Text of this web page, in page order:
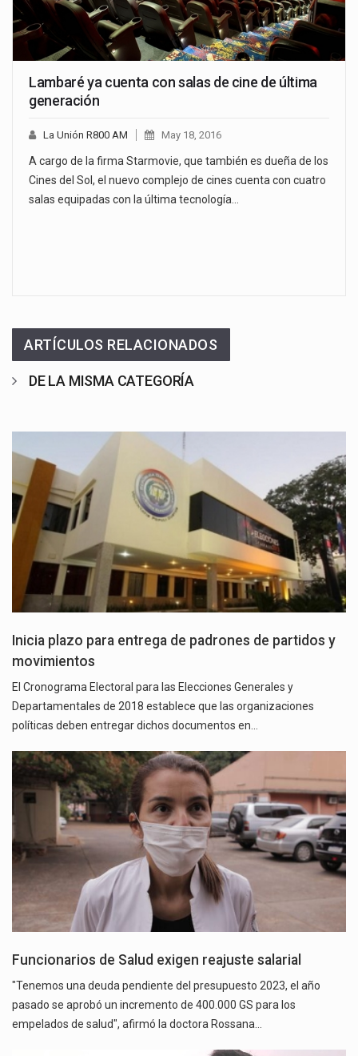
Lambaré ya cuenta con salas de cine de última
generación
La Unión R800 AM May 18, 2016
A cargo de la firma Starmovie, que también es dueña de los
Cines del Sol, el nuevo complejo de cines cuenta con cuatro
salas equipadas con la última tecnología…
ARTÍCULOS RELACIONADOS
DE LA MISMA CATEGORÍA
Inicia plazo para entrega de padrones de partidos y
movimientos
El Cronograma Electoral para las Elecciones Generales y
Departamentales de 2018 establece que las organizaciones
políticas deben entregar dichos documentos en…
Funcionarios de Salud exigen reajuste salarial
"Tenemos una deuda pendiente del presupuesto 2023, el año
pasado se aprobó un incremento de 400.000 GS para los
empelados de salud", afirmó la doctora Rossana…